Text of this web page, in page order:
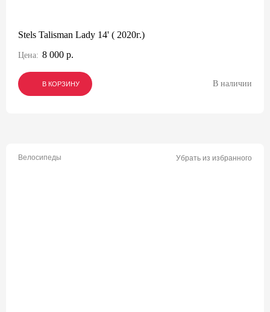
Stels Talisman Lady 14' ( 2020г.)
Цена: 8 000 р.
В КОРЗИНУ
В КОРЗИНУ
В КОРЗИНУ В наличии
Велосипеды Убрать из избранного